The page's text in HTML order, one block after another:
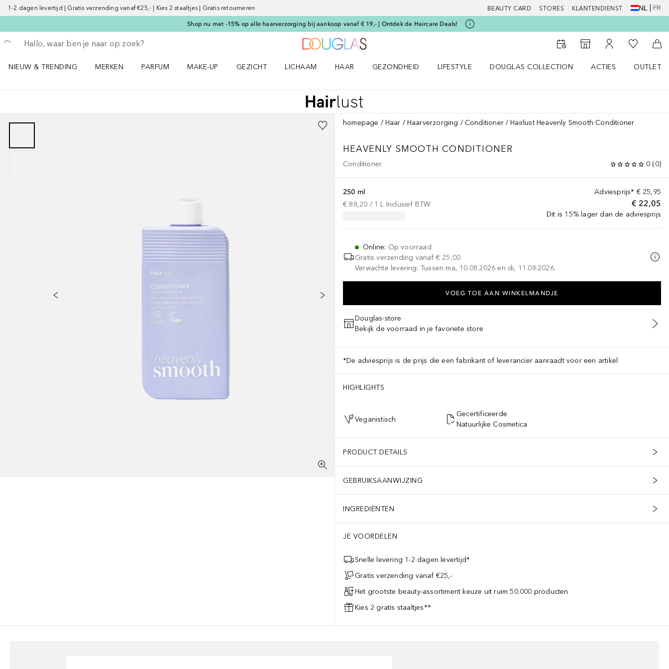
1-2 dagen levertijd | Gratis verzending vanaf €25,- | Kies 2 staaltjes | Gratis retourneren BEAUTY CARD STORES KLANTENDIENST NL FR
Shop nu met -15% op alle haarverzorging bij aankoop vanaf € 19,- | Ontdek de Haircare Deals!
Ga terug
Zoekopdracht uitvoeren
Naar StorefinderNaar Mijn Account
Naar Mijn
NIEUW & TRENDING
MERKEN
PARFUM
MAKE-UP
GEZICHT
LICHAAM
HAAR
GEZONDHEID
LIFESTYLE
DOUGLAS COLLECTION
ACTIES
OUTLET
homepage Haar Haarverzorging Conditioner Hairlust Heavenly Smooth Conditioner
HEAVENLY SMOOTH CONDITIONER
Conditioner 0 (0)
Adviesprijs* € 25,95
€ 22,05
Dit is 15% lager dan de adviesprijs
250 ml
€ 88,20 / 1 L Inclusief BTW
Online: Op voorraad
Gratis verzending vanaf € 25,00
Verwachte levering: Tussen ma, 10.08.2026 en di, 11.08.2026.
VOEG TOE AAN WINKELMANDJE
Douglas-store
Bekijk de voorraad in je favoriete store
*De adviesprijs is de prijs die een fabrikant of leverancier aanraadt voor een artikel
HIGHLIGHTS
Veganistisch
Gecertificeerde
Natuurlijke Cosmetica
PRODUCT DETAILS
GEBRUIKSAANWIJZING
INGREDIËNTEN
JE VOORDELEN
Snelle levering 1-2 dagen levertijd*
Gratis verzending vanaf €25,-
Het grootste beauty-assortiment keuze uit ruim 50.000 producten
Kies 2 gratis staaltjes**